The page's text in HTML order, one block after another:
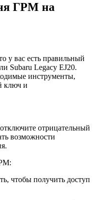
ГРМ на
у вас есть правильный
Subaru Legacy EJ20.
инструменты,
ключ и
отрицательный
возможности
чтобы получить доступ